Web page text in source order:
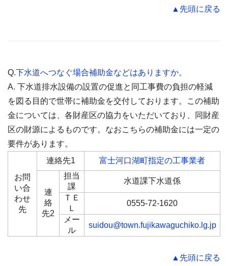
▲先頭に戻る
Q.下水道へつなぐ場合補助金などはありますか。
A. 下水道排水設備の設置の促進と同工事費の負担の軽減
を図る目的で世帯に補助金を交付しております。この補助
金については、各財産区の協力をいただいており、同財産
区の財源によるものです。なおこちらの補助金には一定の
要件があります。
お問
い合
わせ
先
連絡先1 富士河口湖町指定の工事業者
連
絡
先2
担当
課
水道課下水道係
ＴＥ
Ｌ
0555-72-1620
メー
ル
suidou@town.fujikawaguchiko.lg.jp
▲先頭に戻る